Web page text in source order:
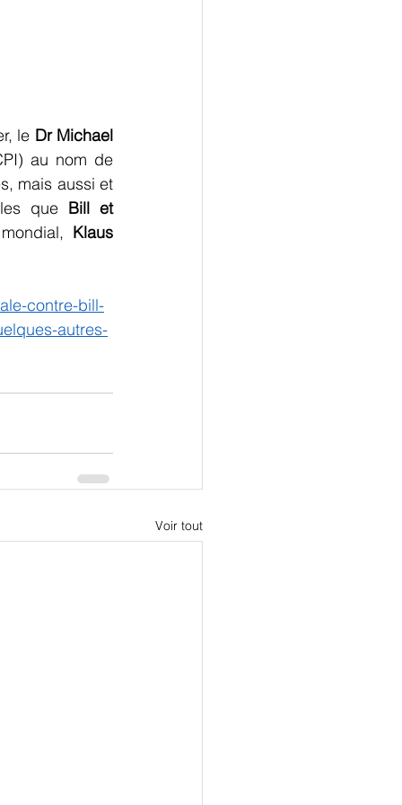
le Dr Michael
au nom de
mais aussi et
que Bill et
Klaus
contre-bill-
autres-
Voir tout